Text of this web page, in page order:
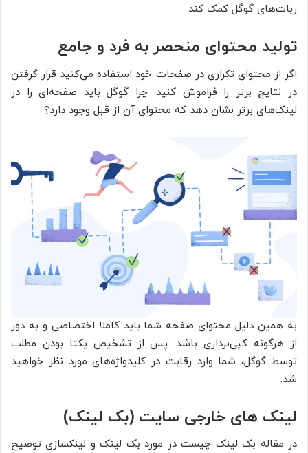
ربات‌های گوگل کمک کند
تولید محتوای منحصر به فرد و جامع
اگر از محتوای تکراری در صفحات خود استفاده می‌کنید قرار گرفتن
در نتایج برتر را فراموش کنید. چرا گوگل باید صفحه‌‌ای را در
لینک‌‌‌های برتر نشان دهد که محتوای آن از قبل وجود دارد؟
به همین دلیل محتوای صفحه شما باید کاملا اختصاصی و به دور
از هرگونه کپی‌برداری باشد. پس از تشخیص یکتا بودن مطلب
توسط گوگل، شما وارد رقابت در کلیدواژه‌های مورد نظر خواهید
شد.
لینک های خارجی سایت (بک لینک)
در مقاله بک لینک چیست در مورد بک لینک و لینکسازی توضیح